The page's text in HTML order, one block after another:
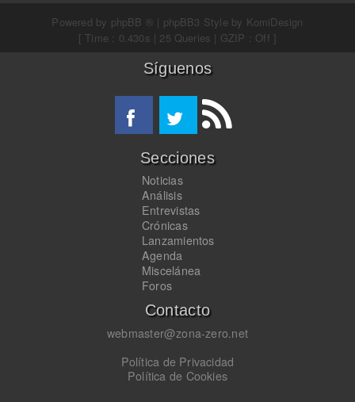
Powered by phpBB ® | phpBB3 Style by KomiDesign
[ Time : 0.430s | 25 Queries | GZIP : Off ]
Síguenos
Secciones
Noticias
Análisis
Entrevistas
Crónicas
Lanzamientos
Agenda
Miscelánea
Foros
Contacto
webmaster@zona-zero.net
Política de Privacidad
Política de Cookies